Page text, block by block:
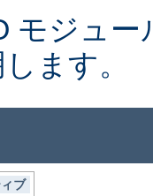
モジュ
ます。
ブ